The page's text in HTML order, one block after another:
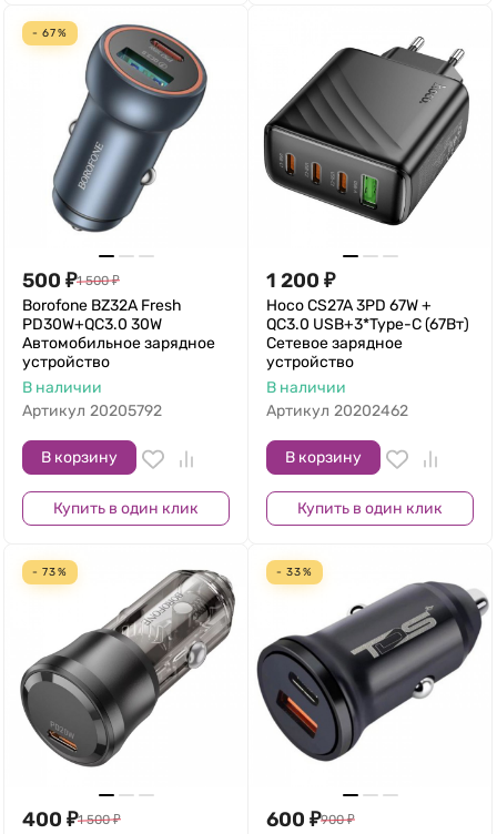
- 67%
500 ₽1 500 ₽
Borofone BZ32A Fresh
PD30W+QC3.0 30W
Автомобильное зарядное
устройство
В наличии
Артикул 20205792
В корзину
Купить в один клик
1 200 ₽
Hoco CS27A 3PD 67W +
QC3.0 USB+3*Type-C (67Вт)
Сетевое зарядное
устройство
В наличии
Артикул 20202462
В корзину
Купить в один клик
- 73%
400 ₽1 500 ₽
- 33%
600 ₽900 ₽